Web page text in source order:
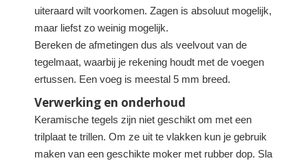
uiteraard wilt voorkomen. Zagen is absoluut mogelijk,
maar liefst zo weinig mogelijk.
Bereken de afmetingen dus als veelvout van de
tegelmaat, waarbij je rekening houdt met de voegen
ertussen. Een voeg is meestal 5 mm breed.
Verwerking en onderhoud
Keramische tegels zijn niet geschikt om met een
trilplaat te trillen. Om ze uit te vlakken kun je gebruik
maken van een geschikte moker met rubber dop. Sla